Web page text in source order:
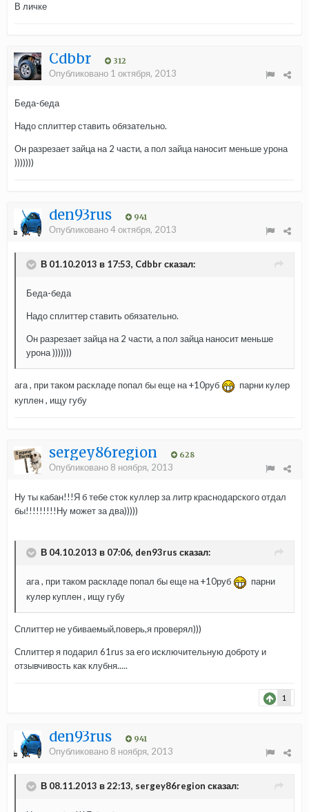
В личке
Cdbbr 312
Опубликовано 1 октября, 2013
Беда-беда
Надо сплиттер ставить обязательно.
Он разрезает зайца на 2 части, а пол зайца наносит меньше урона
)))))))
den93rus 941
Опубликовано4 октября, 2013
В 01.10.2013 в 17:53, Cdbbr сказал:
Беда-беда
Надо сплиттер ставить обязательно.
Он разрезает зайца на 2 части, а пол зайца наносит меньше
урона )))))))
ага , при таком раскладе попал бы еще на +10руб
парни кулер
куплен , ищу губу
sergey86region 628
Опубликовано 8 ноября, 2013
Ну ты кабан!!!Я б тебе сток куллер за литр краснодарского отдал
бы!!!!!!!!!Ну может за два)))))
В 04.10.2013 в 07:06, den93rus сказал:
ага , при таком раскладе попал бы еще на +10руб
парни
кулер куплен , ищу губу
Сплиттер не убиваемый,поверь,я проверял)))
Сплиттер я подарил 61rus за его исключительную доброту и
отзывчивость как клубня.....
1
den93rus 941
Опубликовано 8 ноября, 2013
В 08.11.2013 в 22:13, sergey86region сказал: